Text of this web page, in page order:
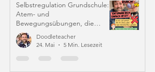
Selbstregulation Grundschule:
Atem- und
Bewegungsübungen, die
wirklich helfenDoodleteacher
24. Mai
5 Min. Lesezeit